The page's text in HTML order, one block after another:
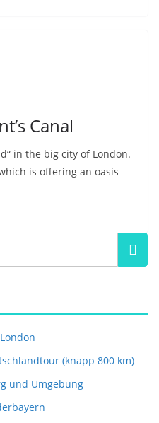
Canal
in the big city of London.
is offering an oasis
(knapp 800 km)
und Umgebung